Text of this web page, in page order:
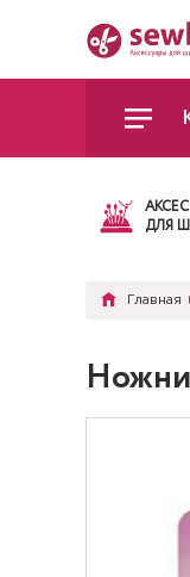
ДЛЯ
Главная